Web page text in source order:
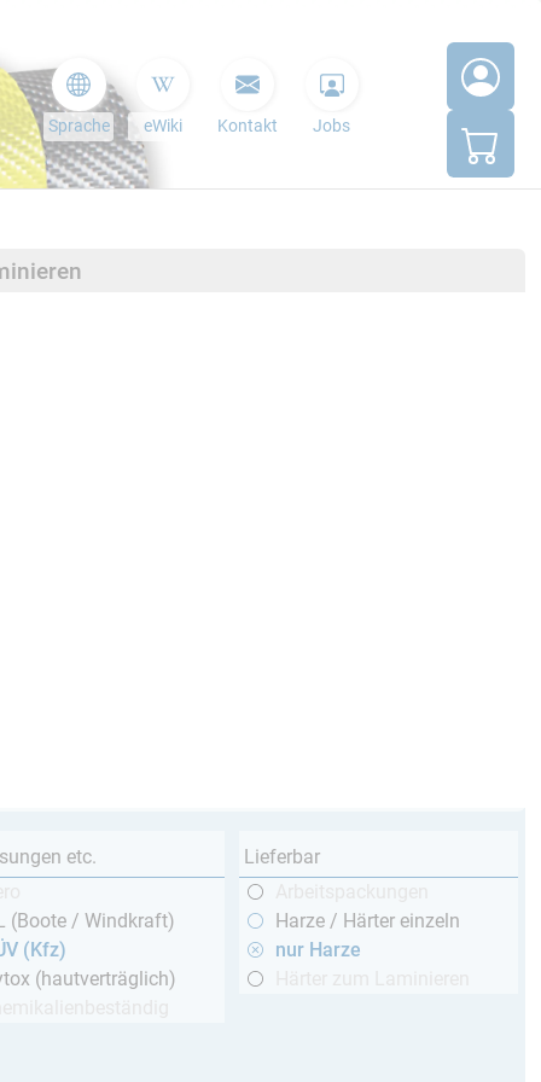
Sprache eWiki Kontakt Jobs
etc.
(Boote / Windkraft)
(Kfz)
(hautverträglich)
Lieferbar
Harze / Härter einzeln
nur Harze